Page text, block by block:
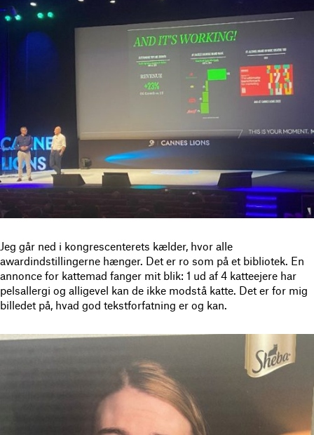
Jeg går ned i kongrescenterets kælder, hvor alle
awardindstillingerne hænger. Det er ro som på et bibliotek. En
annonce for kattemad fanger mit blik: 1 ud af 4 katteejere har
pelsallergi og alligevel kan de ikke modstå katte. Det er for mig
billedet på, hvad god tekstforfatning er og kan.